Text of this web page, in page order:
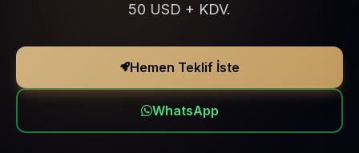
50 USD + KDV.
Hemen Teklif İste
WhatsApp